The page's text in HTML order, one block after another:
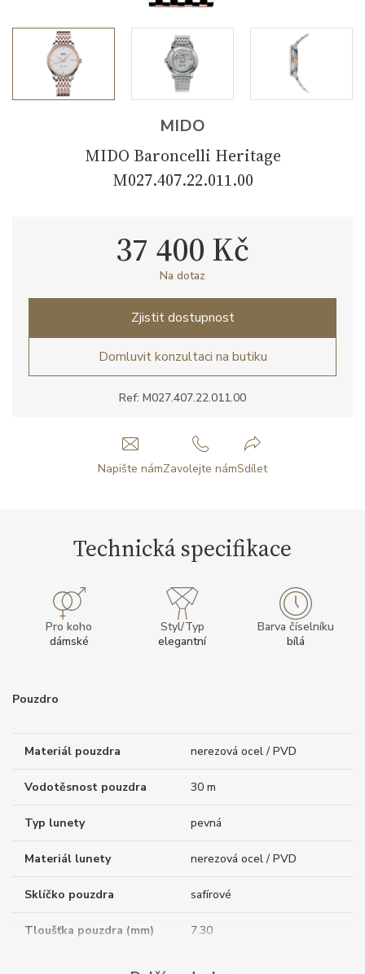
MIDO
MIDO Baroncelli Heritage
M027.407.22.011.00
Ref: M027.407.22.011.00
37 400 Kč
Na dotaz
Zjistit dostupnost
Domluvit konzultaci na butiku
Napište námZavolejte námSdílet
Technická specifikace
Pro koho
dámské
Styl/Typ
elegantní
Barva číselníku
bílá
Pouzdro
Materiál pouzdra nerezová ocel / PVD
Vodotěsnost pouzdra 30 m
Typ lunety pevná
Materiál lunety nerezová ocel / PVD
Sklíčko pouzdra safírové
Tloušťka pouzdra (mm) 7.30